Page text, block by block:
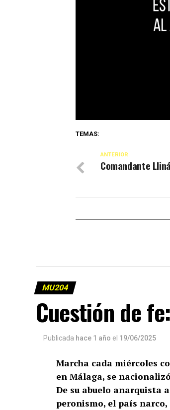
TEMAS:
ANTERIOR
Comandante
MU204
Cuestión de
Publicada hace 1 año el 19/06/2025
Marcha cada miércoles
en Málaga, se
De su abuelo anarquista
peronismo, el país